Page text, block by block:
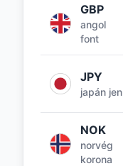
GBP
angol
font
JPY
japán jen
NOK
norvég
korona